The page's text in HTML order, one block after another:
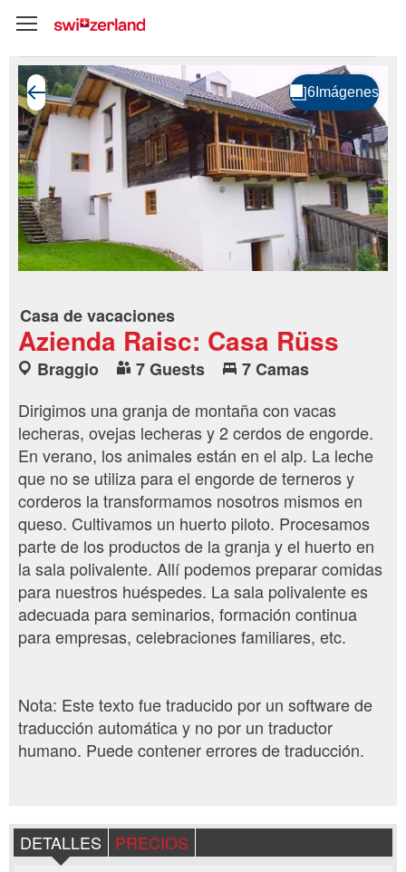
Casa de vacaciones
Azienda Raisc: Casa Rüss
Braggio 7 Guests
7 Camas
Dirigimos una granja de montaña con vacas
lecheras, ovejas lecheras y 2 cerdos de engorde.
En verano, los animales están en el alp. La leche
que no se utiliza para el engorde de terneros y
corderos la transformamos nosotros mismos en
queso. Cultivamos un huerto piloto. Procesamos
parte de los productos de la granja y el huerto en
la sala polivalente. Allí podemos preparar comidas
para nuestros huéspedes. La sala polivalente es
adecuada para seminarios, formación continua
para empresas, celebraciones familiares, etc.
Nota: Este texto fue traducido por un software de
traducción automática y no por un traductor
humano. Puede contener errores de traducción.
DETALLES
PRECIOS